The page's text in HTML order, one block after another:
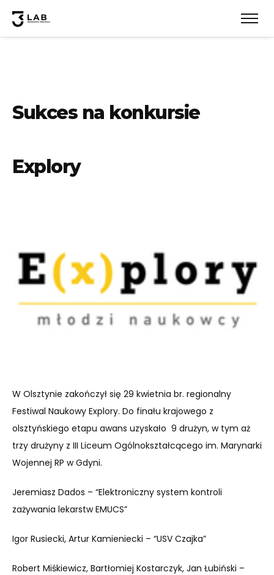
Sukces na konkursie
Explory
W Olsztynie zakończył się 29 kwietnia br. regionalny
Festiwal Naukowy Explory. Do finału krajowego z
olsztyńskiego etapu awans uzyskało 9 drużyn, w tym aż
trzy drużyny z III Liceum Ogólnokształcącego im. Marynarki
Wojennej RP w Gdyni.
Jeremiasz Dados – “Elektroniczny system kontroli
zażywania lekarstw EMUCS”
Igor Rusiecki, Artur Kamieniecki – “USV Czajka”
Robert Miśkiewicz, Bartłomiej Kostarczyk, Jan Łubiński –